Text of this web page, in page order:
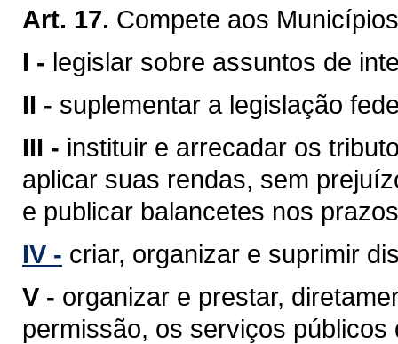
Art. 17. Compete aos
I - legislar sobre assuntos de
II - suplementar a legislação
III - instituir e arrecadar os
aplicar suas rendas, sem
e publicar balancetes nos
IV - criar, organizar e suprimir
V - organizar e prestar,
permissão, os serviços